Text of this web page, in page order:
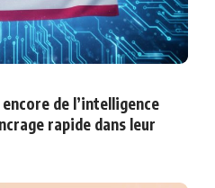
de l’intelligence
rapide dans leur